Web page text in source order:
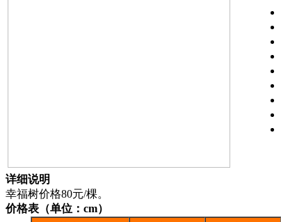
详细说明
幸福树价格80元/棵。
价格表（单位：cm）